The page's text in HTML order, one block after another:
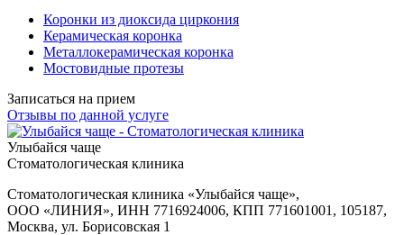
Коронки из диоксида циркония
Керамическая коронка
Металлокерамическая коронка
Мостовидные протезы
Записаться на прием
Отзывы по данной услуге
Улыбайся чаще
Стоматологическая клиника
Стоматологическая клиника «Улыбайся чаще»,
ООО «ЛИНИЯ», ИНН 7716924006, КПП 771601001, 105187,
Москва, ул. Борисовская 1